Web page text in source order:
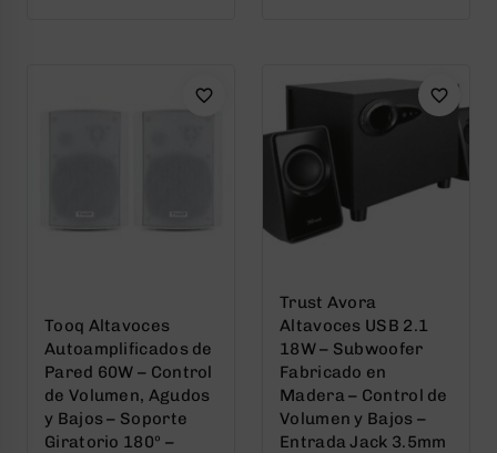
Tooq Altavoces
Autoamplificados de
Pared 60W – Control
de Volumen, Agudos
y Bajos – Soporte
Giratorio 180º –
Trust Avora
Altavoces USB 2.1
18W – Subwoofer
Fabricado en
Madera – Control de
Volumen y Bajos –
Entrada Jack 3.5mm